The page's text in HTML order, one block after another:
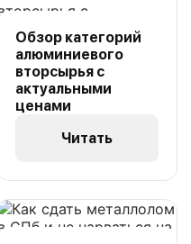
Обзор категорий
алюминиевого
вторсырья с
актуальными
ценами
Читать